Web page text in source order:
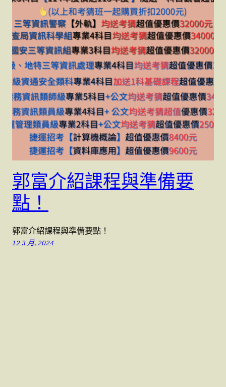
郭富介紹課程與準備要
點！
郭富介紹課程與準備要點！
12 3 月, 2024